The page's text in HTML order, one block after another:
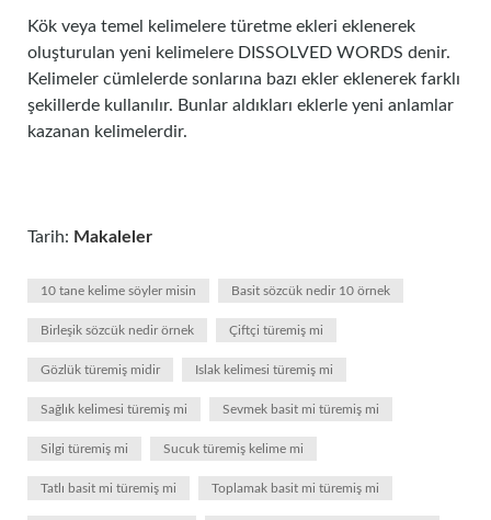
Kök veya temel kelimelere türetme ekleri eklenerek
oluşturulan yeni kelimelere DISSOLVED WORDS denir.
Kelimeler cümlelerde sonlarına bazı ekler eklenerek farklı
şekillerde kullanılır. Bunlar aldıkları eklerle yeni anlamlar
kazanan kelimelerdir.
Tarih: Makaleler
10 tane kelime söyler misin Basit sözcük nedir 10 örnek
Birleşik sözcük nedir örnek Çiftçi türemiş mi
Gözlük türemiş midir Islak kelimesi türemiş mi
Sağlık kelimesi türemiş mi Sevmek basit mi türemiş mi
Silgi türemiş mi Sucuk türemiş kelime mi
Tatlı basit mi türemiş mi Toplamak basit mi türemiş mi